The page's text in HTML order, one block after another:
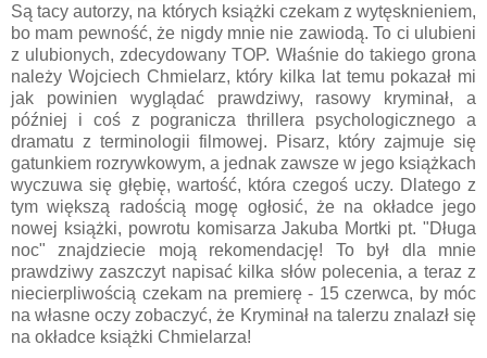
Są tacy autorzy, na których książki czekam z wytęsknieniem,
bo mam pewność, że nigdy mnie nie zawiodą. To ci ulubieni
z ulubionych, zdecydowany TOP. Właśnie do takiego grona
należy Wojciech Chmielarz, który kilka lat temu pokazał mi
jak powinien wyglądać prawdziwy, rasowy kryminał, a
później i coś z pogranicza thrillera psychologicznego a
dramatu z terminologii filmowej. Pisarz, który zajmuje się
gatunkiem rozrywkowym, a jednak zawsze w jego książkach
wyczuwa się głębię, wartość, która czegoś uczy. Dlatego z
tym większą radością mogę ogłosić, że na okładce jego
nowej książki, powrotu komisarza Jakuba Mortki pt. "Długa
noc" znajdziecie moją rekomendację! To był dla mnie
prawdziwy zaszczyt napisać kilka słów polecenia, a teraz z
niecierpliwością czekam na premierę - 15 czerwca, by móc
na własne oczy zobaczyć, że Kryminał na talerzu znalazł się
na okładce książki Chmielarza!